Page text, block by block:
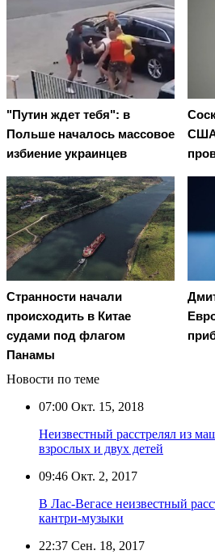
"Путин ждет тебя": в
Польше началось массовое
избиение украинцев
США
Странности начали
происходить в Китае
судами под флагом
Панамы
Новости по теме
07:00 Окт. 15, 2018
Неизвестный расстрелял из
взрослых и двух детей
09:46 Окт. 2, 2017
В Лас-Вегасе неизвестный
кантри-музыки
22:37 Сен. 18, 2017